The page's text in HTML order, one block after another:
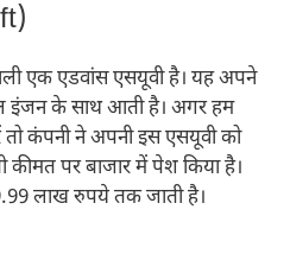
एक एडवांस एसयूवी है। यह अपने
इंजन के साथ आती है। अगर हम
कंपनी ने अपनी इस एसयूवी को
पर बाजार में पेश किया है।
लाख रुपये तक जाती है।